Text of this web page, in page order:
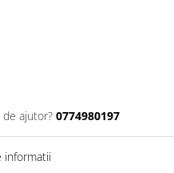
de ajutor? 0774980197
informatii